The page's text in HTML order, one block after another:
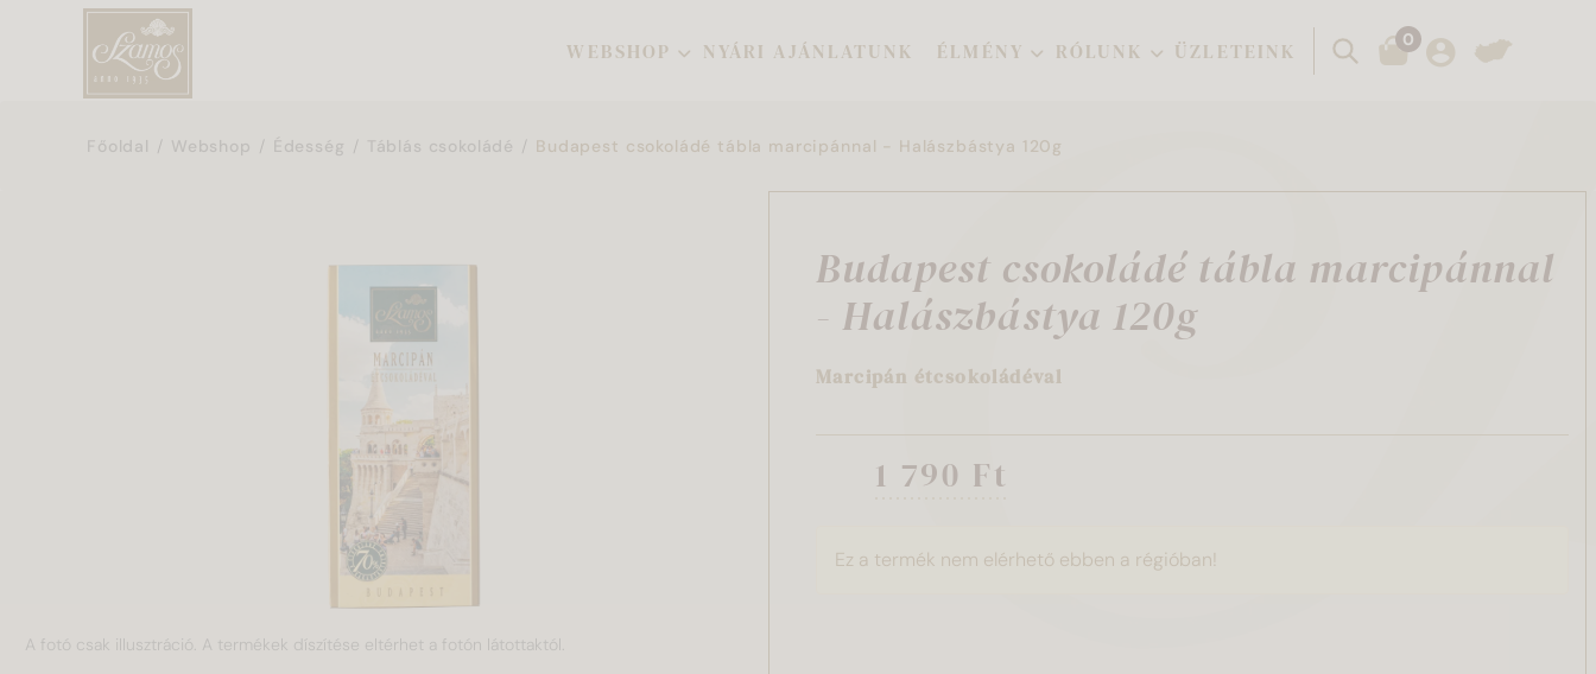
WEBSHOP NYÁRI AJÁNLATUNK ÉLMÉNY RÓLUNK ÜZLETEINK Keresés0
Főoldal Webshop Édesség Táblás csokoládé Budapest csokoládé tábla marcipánnal - Halászbástya 120g
A fotó csak illusztráció. A termékek díszítése eltérhet a fotón látottaktól.
Budapest csokoládé tábla marcipánnal
- Halászbástya 120g
Marcipán étcsokoládéval
1 790 Ft
Ez a termék nem elérhető ebben a régióban!